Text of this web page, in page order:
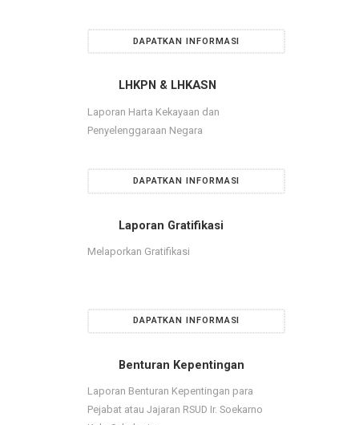
DAPATKAN INFORMASI
LHKPN & LHKASN
Penyelenggaraan Negara
Melaporkan Gratifikasi
DAPATKAN INFORMASI